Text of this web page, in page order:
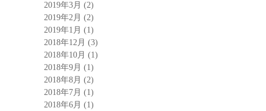
2019年3月 (2)
2019年2月 (2)
2019年1月 (1)
2018年12月 (3)
2018年10月 (1)
2018年9月 (1)
2018年8月 (2)
2018年7月 (1)
2018年6月 (1)